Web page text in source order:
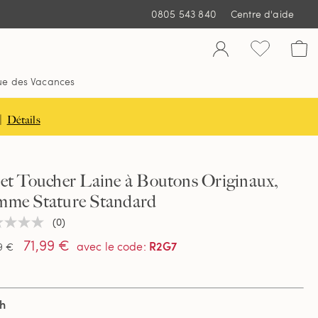
0805 543 840 Centre d'aide
des Vacances
Détails
Toucher Laine à Boutons Originaux,
Stature Standard
(0)
€
71,99 € avec le code: R2G7